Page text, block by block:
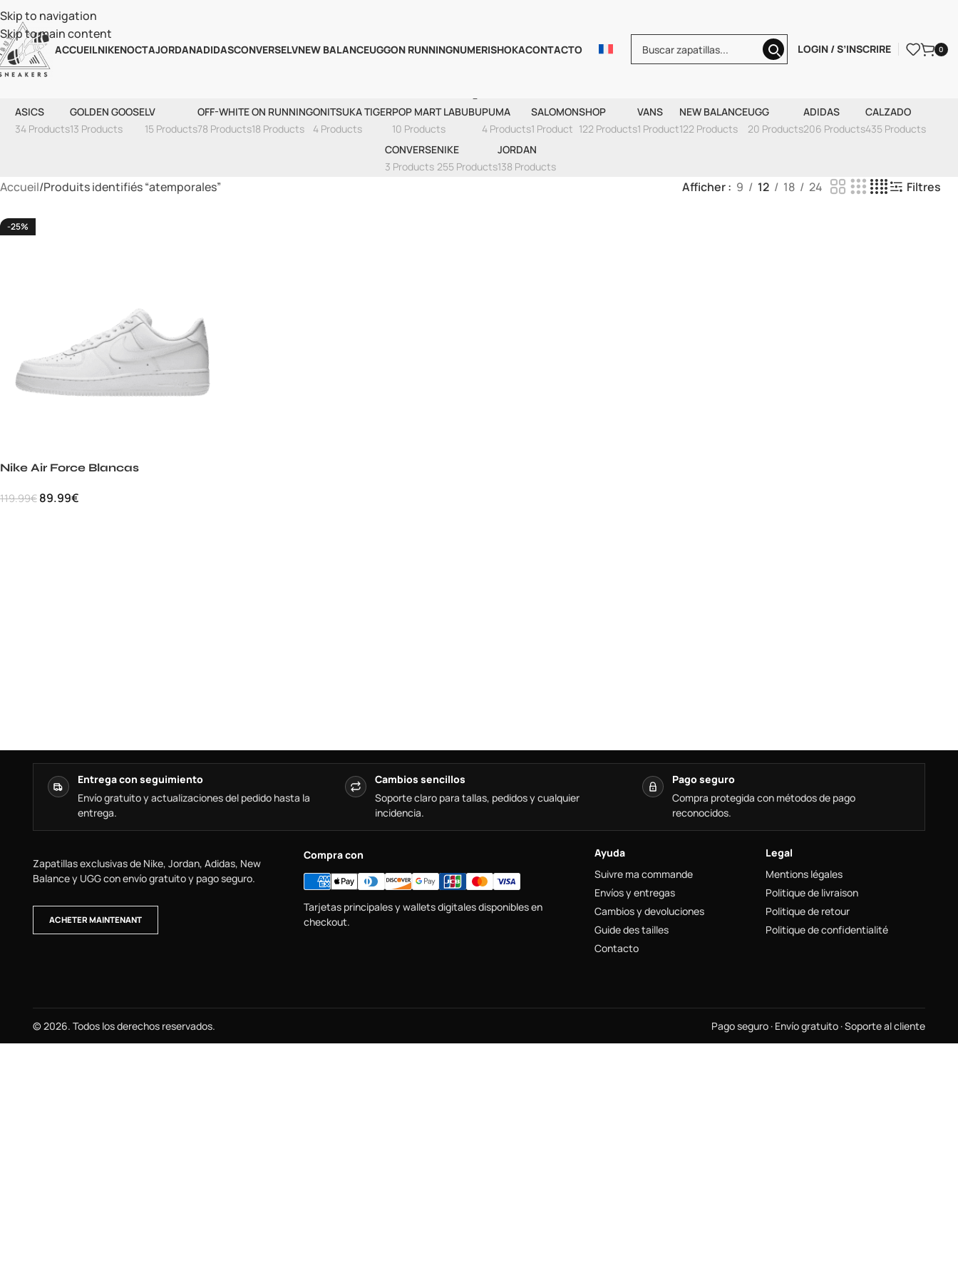
Skip to navigation
Skip to main content
ACCUEILNIKENOCTAJORDANADIDASCONVERSELVNEW BALANCEUGGON RUNNINGNUMERISHOKACONTACTO LOGIN / S’INSCRIRE 0
ASICS
34 Products
GOLDEN GOOSE
13 Products
LV
15 Products
OFF-WHITE
78 Products
ON RUNNING
18 Products
ONITSUKA TIGER
4 Products
POP MART LABUBU
10 Products
PUMA
4 Products
SALOMON
1 Product
SHOP
122 Products
VANS
1 Product
NEW BALANCE
122 Products
UGG
20 Products
ADIDAS
206 Products
CALZADO
435 Products
CONVERSE
3 Products
NIKE
255 Products
JORDAN
138 Products
Accueil Produits identifiés “atemporales” Afficher 9 12 18 24 Filtres
-25%
Nike Air Force Blancas
119.99€ 89.99€
Entrega con seguimiento
Envío gratuito y actualizaciones del pedido hasta la
entrega.
Cambios sencillos
Soporte claro para tallas, pedidos y cualquier
incidencia.
Pago seguro
Compra protegida con métodos de pago
reconocidos.
Zapatillas exclusivas de Nike, Jordan, Adidas, New
Balance y UGG con envío gratuito y pago seguro.
ACHETER MAINTENANT
Compra con
Tarjetas principales y wallets digitales disponibles en
checkout.
Ayuda
Suivre ma commande
Envíos y entregas
Cambios y devoluciones
Guide des tailles
Contacto
Legal
Mentions légales
Politique de livraison
Politique de retour
Politique de confidentialité
© 2026. Todos los derechos reservados. Pago seguro · Envío gratuito · Soporte al cliente